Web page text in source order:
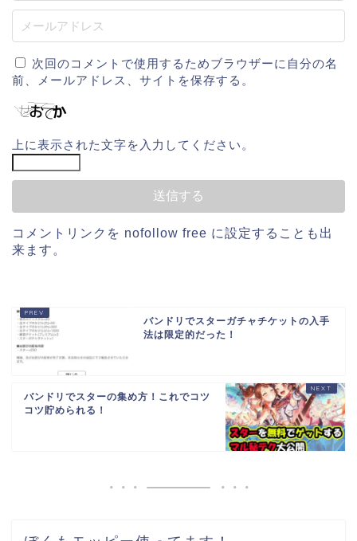
次回のコメントで使用するためブラウザーに自分の名
前、メールアドレス、サイトを保存する。
上に表示された文字を入力してください。
コメントリンクを nofollow free に設定することも出
来ます。
バンドリでスターガチャチケットの入手
法は限定的だった！
バンドリでスターの集め方！これでコツ
コツ貯められる！